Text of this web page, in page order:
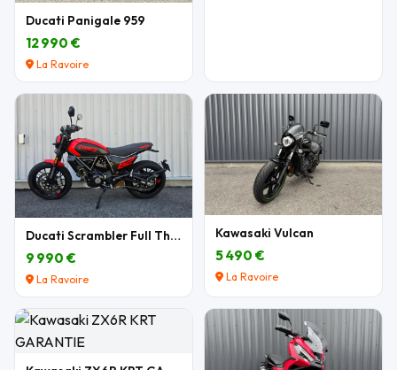
Ducati Panigale 959
12 990 €
La Ravoire
Ducati Scrambler Full Throttle 803 cm3
9 990 €
La Ravoire
Kawasaki Vulcan
5 490 €
La Ravoire